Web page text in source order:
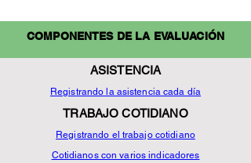
COMPONENTES DE LA EVALUACIÓN
ASISTENCIA
Registrando la asistencia cada día
TRABAJO COTIDIANO
Registrando el trabajo cotidiano
Cotidianos con varios indicadores